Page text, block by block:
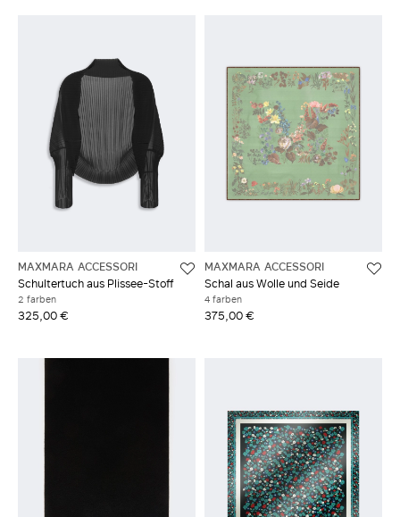
MAXMARA ACCESSORI
Schultertuch aus Plissee-Stoff
2 farben
325,00 €
MAXMARA ACCESSORI
Schal aus Wolle und Seide
4 farben
375,00 €